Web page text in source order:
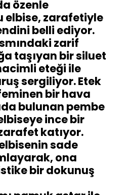
özenle
elbise, zarafetiyle
belli ediyor.
zarif
taşıyan bir siluet
eteği ile
sergiliyor. Etek
bir hava
bulunan pembe
ince bir
katıyor.
sade
ona
bir dokunuş